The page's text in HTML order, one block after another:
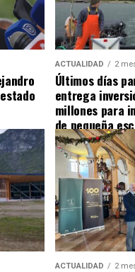
ACTUALIDAD 2
Últimos días
entrega
millones para
de pequeña
ACTUALIDAD 2